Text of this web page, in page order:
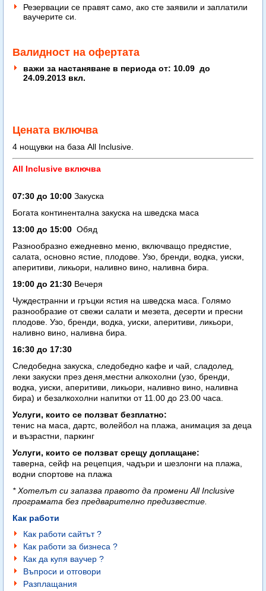
Резервации се правят само, ако сте заявили и заплатили
ваучерите си.
Валидност на офертата
важи за настаняване в периода от: 10.09 до
24.09.2013 вкл.
Цената включва
4 нощувки на база All Inclusive.
All Inclusive включва
07:30 до 10:00 Закуска
Богата континентална закуска на шведска маса
13:00 до 15:00 Обяд
Разнообразно ежедневно меню, включващо предястие,
салата, основно ястие, плодове. Узо, бренди, водка, уиски,
аперитиви, ликьори, наливно вино, наливна бира.
19:00 до 21:30 Вечеря
Чуждестранни и гръцки ястия на шведска маса. Голямо
разнообразие от свежи салати и мезета, десерти и пресни
плодове. Узо, бренди, водка, уиски, аперитиви, ликьори,
наливно вино, наливна бира.
16:30 до 17:30
Следобедна закуска, следобедно кафе и чай, сладолед,
леки закуски през деня,местни алкохолни (узо, бренди,
водка, уиски, аперитиви, ликьори, наливно вино, наливна
бира) и безалкохолни напитки от 11.00 до 23.00 часа.
Услуги, които се ползват безплатно:
тенис на маса, дартс, волейбол на плажа, анимация за деца
и възрастни, паркинг
Услуги, които се ползват срещу доплащане:
таверна, сейф на рецепция, чадъри и шезлонги на плажа,
водни спортове на плажа
* Хотелът си запазва правото да промени All Inclusive
програмата без предварително предизвестие.
Как работи
Как работи сайтът ?
Как работи за бизнеса ?
Как да купя ваучер ?
Въпроси и отговори
Разплащания